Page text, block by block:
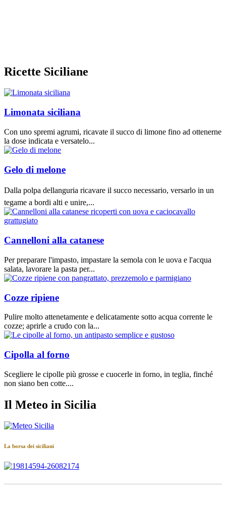
Ricette Siciliane
Limonata siciliana
Con uno spremi agrumi, ricavate il succo di limone fino ad ottenerne
la dose indicata e versatelo...
Gelo di melone
Dalla polpa dellanguria ricavare il succo necessario, versarlo in un
tegame a bordi alti e unire,...
Cannelloni alla catanese
Per preparare l'impasto, impastare la semola con le uova e l'acqua
salata, lavorare la pasta per...
Cozze ripiene
Pulire molto attenetamente e delicatamente sotto acqua corrente le
cozze; aprirle a crudo con la...
Cipolla al forno
Scegliere le cipolle più grosse e cuocerle in forno, in teglia, finché
non siano ben cotte....
Il Meteo in Sicilia
La borsa dei siciliani